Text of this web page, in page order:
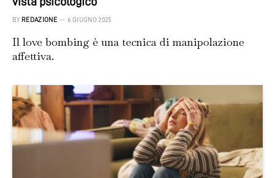
BY REDAZIONE 6 GIUGNO 2025
Il love bombing è una tecnica di manipolazione
affettiva.